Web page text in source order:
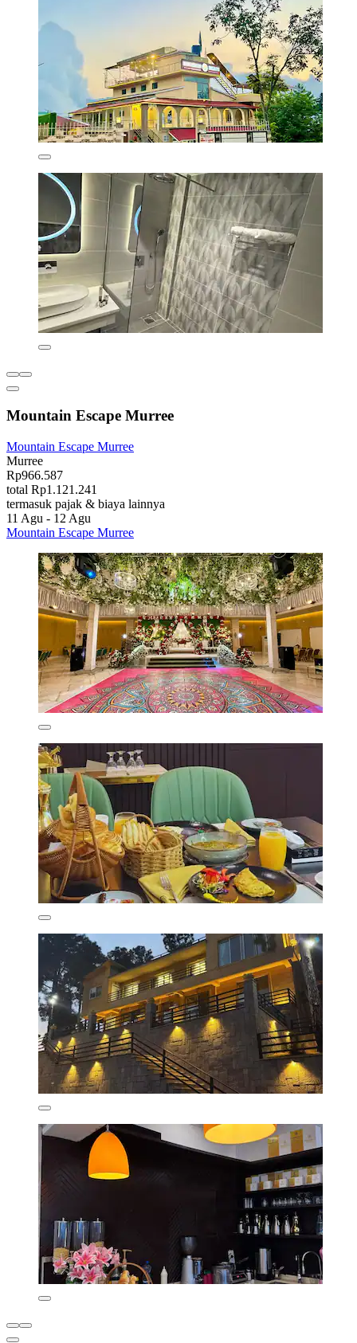
Mountain Escape Murree
Mountain Escape Murree
Murree
Rp966.587
total Rp1.121.241
termasuk pajak & biaya lainnya
11 Agu - 12 Agu
Mountain Escape Murree